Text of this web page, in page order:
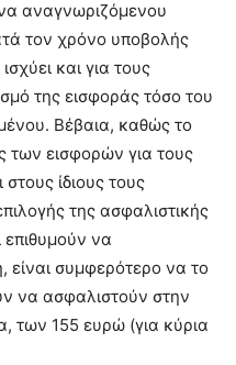
αναγνωριζόμενου
τον χρόνο υποβολής
και για τους
της εισφοράς τόσο του
Βέβαια, καθώς το
των εισφορών για τους
ίδιους τους
της ασφαλιστικής
να
συμφερότερο να το
να ασφαλιστούν στην
των 155 ευρώ (για κύρια